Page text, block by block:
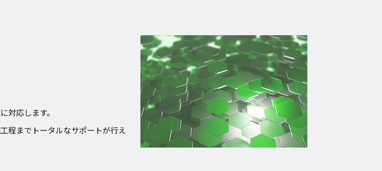
対応します。
程までトータルなサポートが行え